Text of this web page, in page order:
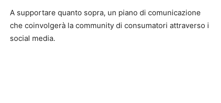
A supportare quanto sopra, un piano di comunicazione
che coinvolgerà la community di consumatori attraverso i
social media.